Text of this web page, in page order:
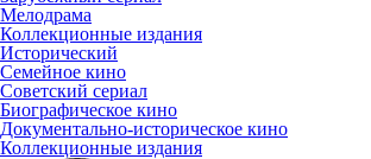
Мелодрама
Коллекционные издания
Исторический
Семейное кино
Советский сериал
Биографическое кино
Документально-историческое кино
Коллекционные издания